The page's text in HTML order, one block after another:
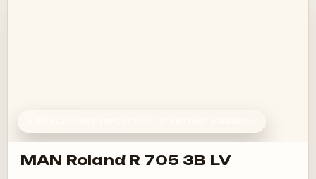
MAN Roland R 705 3B LV